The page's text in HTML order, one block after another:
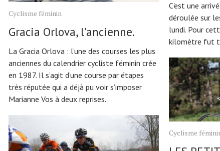
Cyclisme féminin
Gracia Orlova, l’ancienne.
La Gracia Orlova : l’une des courses les plus
anciennes du calendrier cycliste féminin crée
en 1987. Il s’agit d’une course par étapes
très réputée qui a déjà pu voir s’imposer
Marianne Vos à deux reprises.
C'est une
déroulée sur
lundi. Pour
kilomètre fut
Cyclisme